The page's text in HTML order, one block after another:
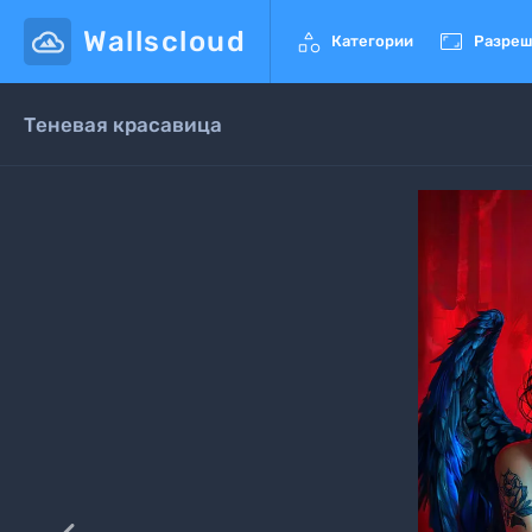
Wallscloud  Категории 
Теневая красавица